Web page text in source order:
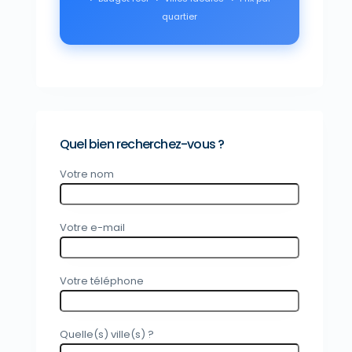
quartier
Quel bien recherchez-vous ?
Votre nom
Votre e-mail
Votre téléphone
Quelle(s) ville(s) ?